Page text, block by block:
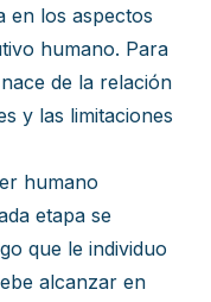
en los aspectos
humano. Para
de la relación
y las limitaciones
humano
etapa se
que le individuo
alcanzar en